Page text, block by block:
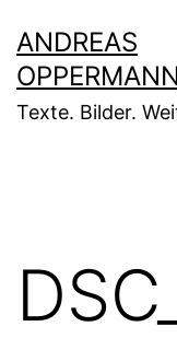
Inhalt
springen
ANDREAS
OPPERMANN
Texte. Bilder.